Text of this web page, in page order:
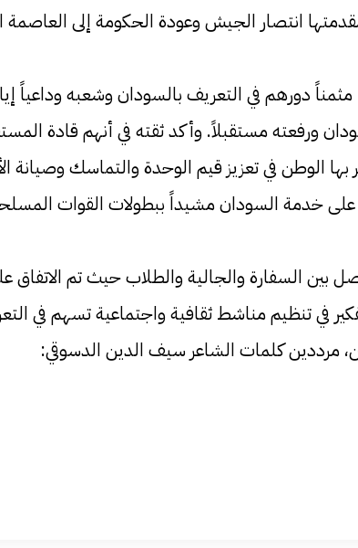
انتصار الجيش وعودة الحكومة إلى
دورهم في التعريف بالسودان وشعبه وداعياً
ورفعته مستقبلاً. وأكد ثقته في أنهم قادة
الوطن في تعزيز قيم الوحدة والتماسك وصيانة
على خدمة السودان مشيداً ببطولات القوات
السفارة والجالية والطلاب حيث تم الاتفاق
في تنظيم مناشط ثقافية واجتماعية تسهم في
مرددين كلمات الشاعر سيف الدين الدسوقي: